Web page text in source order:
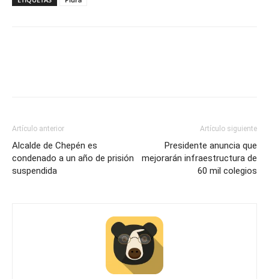
Artículo anterior
Alcalde de Chepén es
condenado a un año de prisión
suspendida
Artículo siguiente
Presidente anuncia que
mejorarán infraestructura de
60 mil colegios